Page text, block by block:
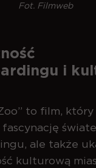
Fot. Filmweb
i
to film,
ale także
kulturową